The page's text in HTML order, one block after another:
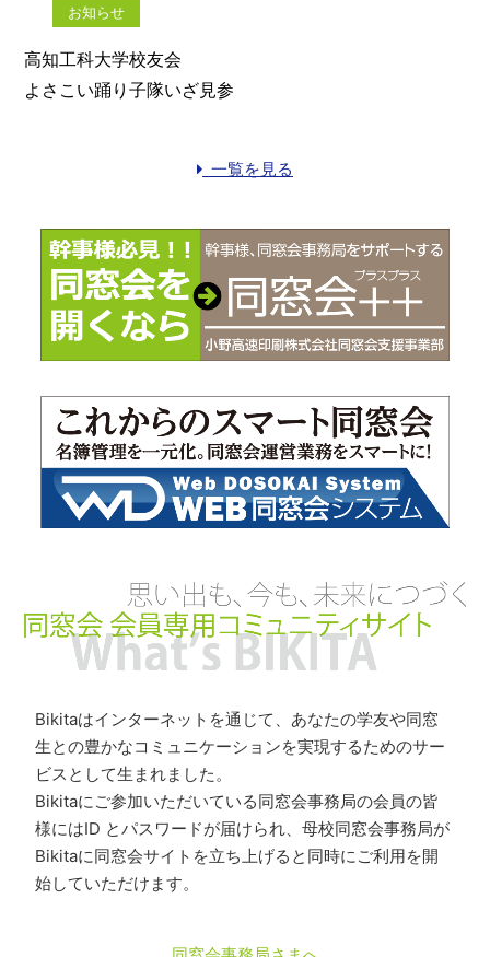
お知らせ
高知工科大学校友会
よさこい踊り子隊いざ見参
一覧を見る
Bikitaはインターネットを通じて、あなたの学友や同窓
生との豊かなコミュニケーションを実現するためのサー
ビスとして生まれました。
Bikitaにご参加いただいている同窓会事務局の会員の皆
様にはID とパスワードが届けられ、母校同窓会事務局が
Bikitaに同窓会サイトを立ち上げると同時にご利用を開
始していただけます。